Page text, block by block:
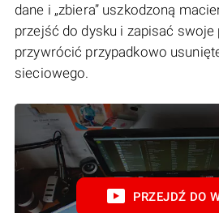
dane i „zbiera” uszkodzoną
przejść do dysku i zapisać swoje
przywrócić przypadkowo
sieciowego.
PRZEJDŹ DO